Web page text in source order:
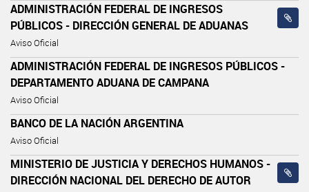
ADMINISTRACIÓN FEDERAL DE INGRESOS
PÚBLICOS - DIRECCIÓN GENERAL DE ADUANAS
Aviso Oficial
ADMINISTRACIÓN FEDERAL DE INGRESOS PÚBLICOS -
DEPARTAMENTO ADUANA DE CAMPANA
Aviso Oficial
BANCO DE LA NACIÓN ARGENTINA
Aviso Oficial
MINISTERIO DE JUSTICIA Y DERECHOS HUMANOS -
DIRECCIÓN NACIONAL DEL DERECHO DE AUTOR